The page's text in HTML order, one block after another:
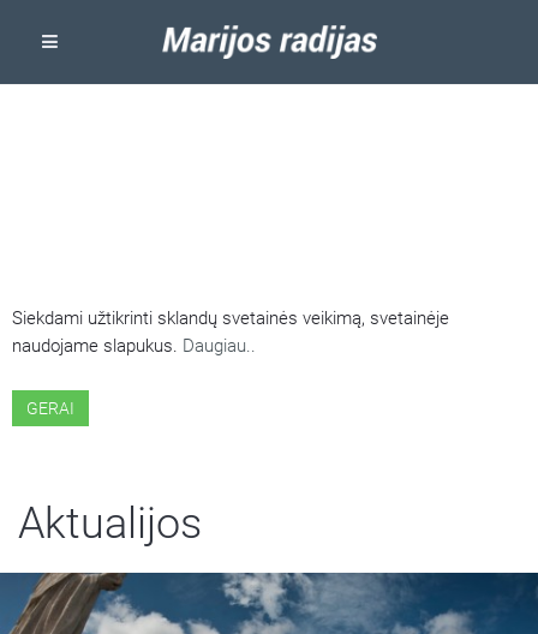
Siekdami užtikrinti sklandų svetainės veikimą, svetainėje
naudojame slapukus. Daugiau..
GERAI
Aktualijos